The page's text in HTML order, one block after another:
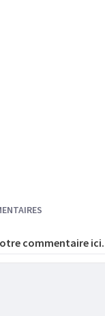
commentaire ici.